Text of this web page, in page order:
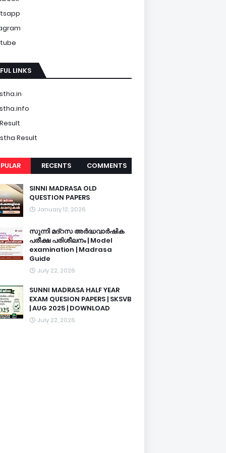
LINKS
Result
RECENTS COMMENTS
SINNI MADRASA OLD
QUESTION PAPERS
January 12, 2026
സുന്നി മദ്റസ അർദ്ധവാർഷിക
പരീക്ഷ പരിശീലനം | Model
examination | Madrasa
Guide
July 22, 2026
SUNNI MADRASA HALF YEAR
EXAM QUESION PAPERS | SKSVB
| AUG 2025 | DOWNLOAD
July 22, 2026